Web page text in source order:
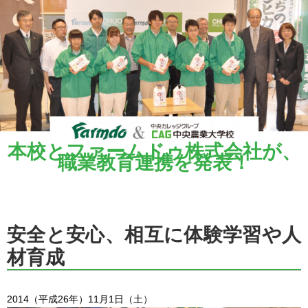
本校とファームドゥ株式会社が、
職業教育連携を発表！
安全と安心、相互に体験学習や人
材育成
2014（平成26年）11月1日（土）